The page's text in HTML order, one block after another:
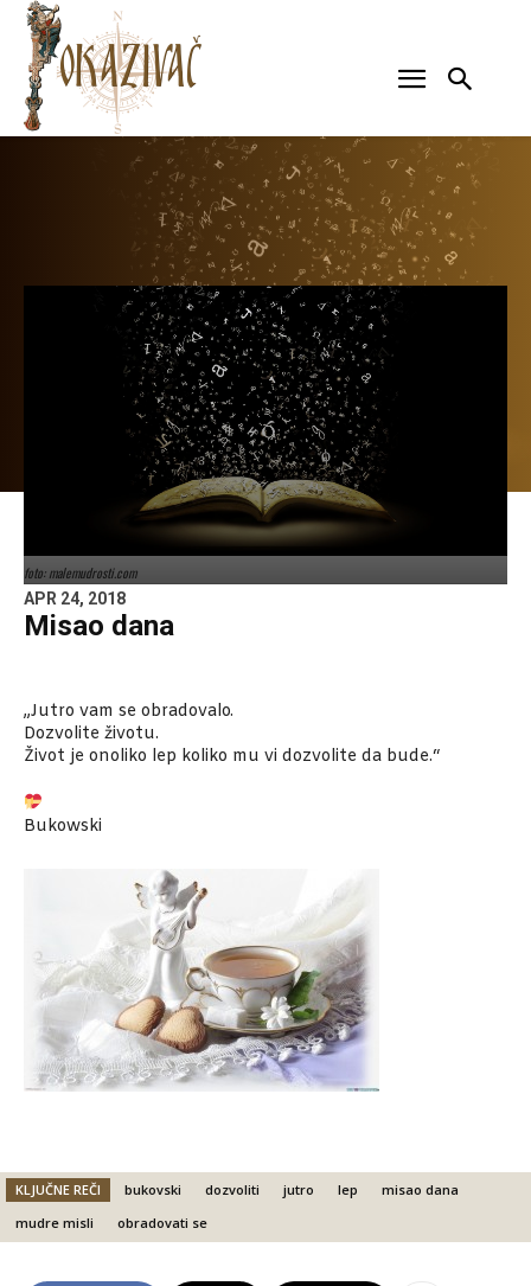
foto: malemudrosti.com
APR 24, 2018
Misao dana
„Jutro vam se obradovalo.
Dozvolite životu.
Život je onoliko lep koliko mu vi dozvolite da bude.“
Bukowski
KLJUČNE REČI bukovski dozvoliti jutro lep
misao dana
mudre misli
obradovati se